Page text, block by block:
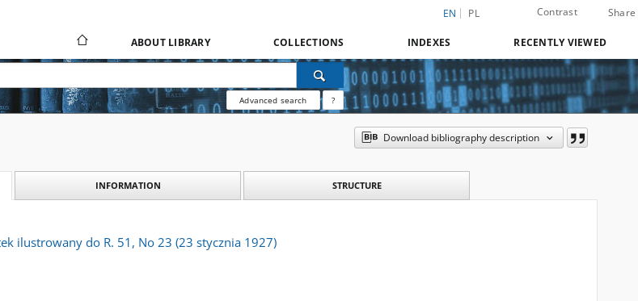
EN PL Contrast Share
ABOUT LIBRARY COLLECTIONS INDEXES RECENTLY VIEWED
Advanced search ?
Download bibliography description
INFORMATION STRUCTURE
ilustrowany do R. 51, No 23 (23 stycznia 1927)